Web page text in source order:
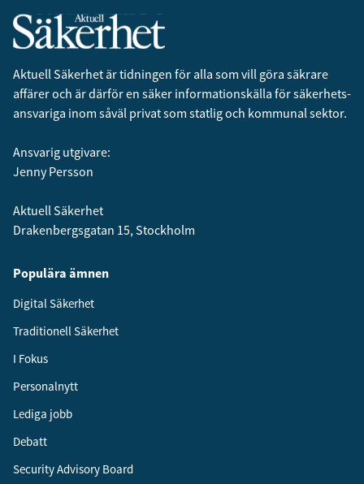
Aktuell Säkerhet är tidningen för alla som vill göra säkrare
affärer och är därför en säker informationskälla för säkerhets­
ansvariga inom såväl privat som statlig och kommunal sektor.
Ansvarig utgivare:
Jenny Persson
Aktuell Säkerhet
Drakenbergsgatan 15, Stockholm
Populära ämnen
Digital Säkerhet
Traditionell Säkerhet
I Fokus
Personalnytt
Lediga jobb
Debatt
Security Advisory Board